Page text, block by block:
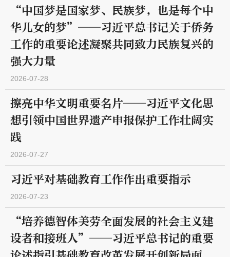
“中国梦是国家梦、民族梦，也是每个中
华儿女的梦”——习近平总书记关于侨务
工作的重要论述凝聚共同致力民族复兴的
强大力量
2026-07-28
擦亮中华文明重要名片——习近平文化思
想引领中国世界遗产申报保护工作壮阔实
践
2026-07-27
习近平对基础教育工作作出重要指示
2026-07-23
“培养德智体美劳全面发展的社会主义建
设者和接班人”——习近平总书记的重要